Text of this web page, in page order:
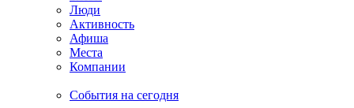
Люди
Активность
Афиша
Места
Компании
События на сегодня